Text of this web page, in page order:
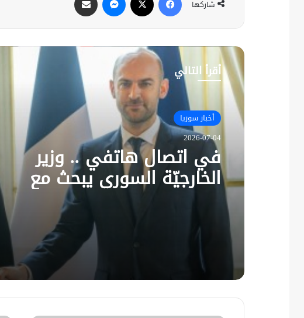
شاركها
أقرأ التالي
أخبار سوريا
2026-07-04
في اتصال هاتفي .. وزير
الخارجيّة السوري يبحث مع
نظيره الفرنسي آخر التطورات.